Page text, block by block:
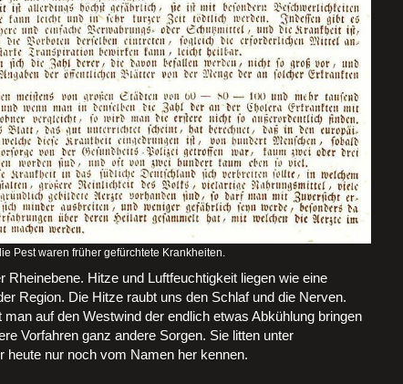
Pest waren früher gefürchtete Krankheiten.
Rheinebene. Hitze und Luftfeuchtigkeit liegen wie eine
Region. Die Hitze raubt uns den Schlaf und die Nerven.
man auf den Westwind der endlich etwas Abkühlung bringen
Vorfahren ganz andere Sorgen. Sie litten unter
heute nur noch vom Namen her kennen.